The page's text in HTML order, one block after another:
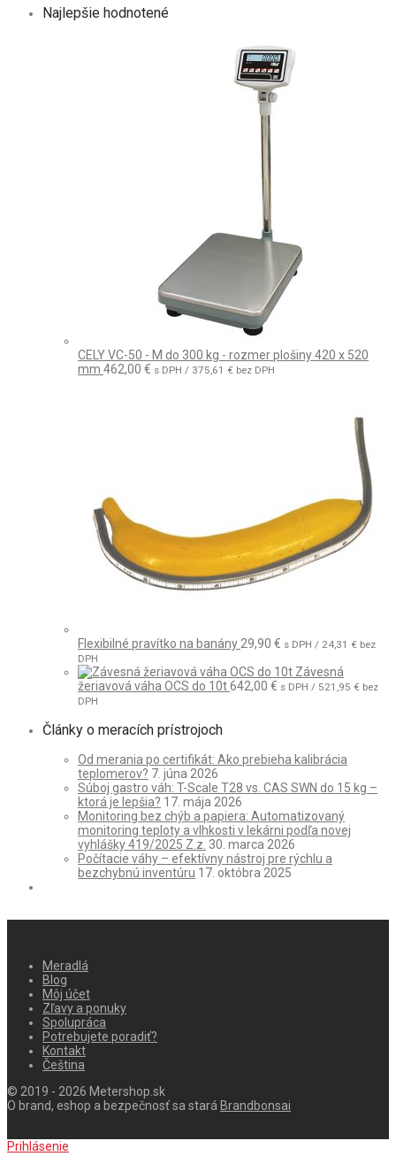
Najlepšie hodnotené
CELY VC-50 - M do 300 kg - rozmer plošiny 420 x 520
mm 462,00 € s DPH / 375,61 € bez DPH
Flexibilné pravítko na banány 29,90 € s DPH / 24,31 € bez
DPH
Závesná
žeriavová váha OCS do 10t642,00 € s DPH / 521,95 € bez
DPH
Články o meracích prístrojoch
Od merania po certifikát: Ako prebieha kalibrácia
teplomerov? 7. júna 2026
Súboj gastro váh: T-Scale T28 vs. CAS SWN do 15 kg –
ktorá je lepšia? 17. mája 2026
Monitoring bez chýb a papiera: Automatizovaný
monitoring teploty a vlhkosti v lekárni podľa novej
vyhlášky 419/2025 Z.z. 30. marca 2026
Počítacie váhy – efektívny nástroj pre rýchlu a
bezchybnú inventúru 17. októbra 2025
Meradlá
Blog
Môj účet
Zľavy a ponuky
Spolupráca
Potrebujete poradiť?
Kontakt
Čeština
© 2019 - 2026 Metershop.sk
O brand, eshop a bezpečnosť sa stará Brandbonsai
Prihlásenie